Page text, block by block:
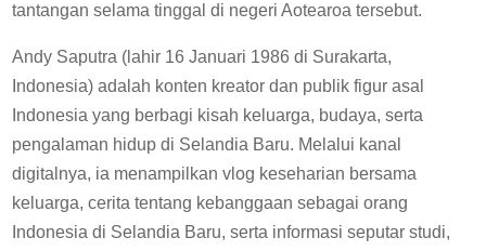
tantangan selama tinggal di negeri Aotearoa tersebut.
Andy Saputra (lahir 16 Januari 1986 di Surakarta,
Indonesia) adalah konten kreator dan publik figur asal
Indonesia yang berbagi kisah keluarga, budaya, serta
pengalaman hidup di Selandia Baru. Melalui kanal
digitalnya, ia menampilkan vlog keseharian bersama
keluarga, cerita tentang kebanggaan sebagai orang
Indonesia di Selandia Baru, serta informasi seputar studi,